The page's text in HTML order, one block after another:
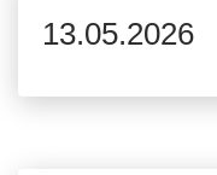
13.05.2026